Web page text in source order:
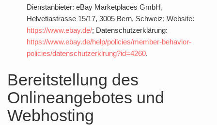
Dienstanbieter: eBay Marketplaces GmbH,
Helvetiastrasse 15/17, 3005 Bern, Schweiz; Website:
https://www.ebay.de/; Datenschutzerklärung:
https://www.ebay.de/help/policies/member-behavior-
policies/datenschutzerklrung?id=4260.
Bereitstellung des
Onlineangebotes und
Webhosting